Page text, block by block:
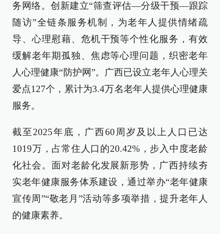
务网络。创新建立“筛查评估—分级干预—跟踪
随访”全链条服务机制，为老年人提供情绪疏
导、心理慰藉、危机干预等个性化服务，有效
缓解老年期孤独、焦虑等心理问题，织密老年
人心理健康“防护网”。广西已设立老年人心理关
爱点127个，累计为3.4万名老年人提供心理健康
服务。
截至2025年底，广西60周岁及以上人口已达
1019万，占常住人口的20.42%，步入中度老龄
化社会。面对老龄化发展新形势，广西持续夯
实老年健康服务体系建设，通过举办“老年健康
宣传周”“敬老月”活动等多项举措，提升老年人
的健康素养。